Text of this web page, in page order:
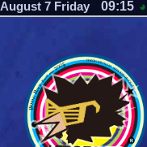
August 7 Friday 09:15 ◕